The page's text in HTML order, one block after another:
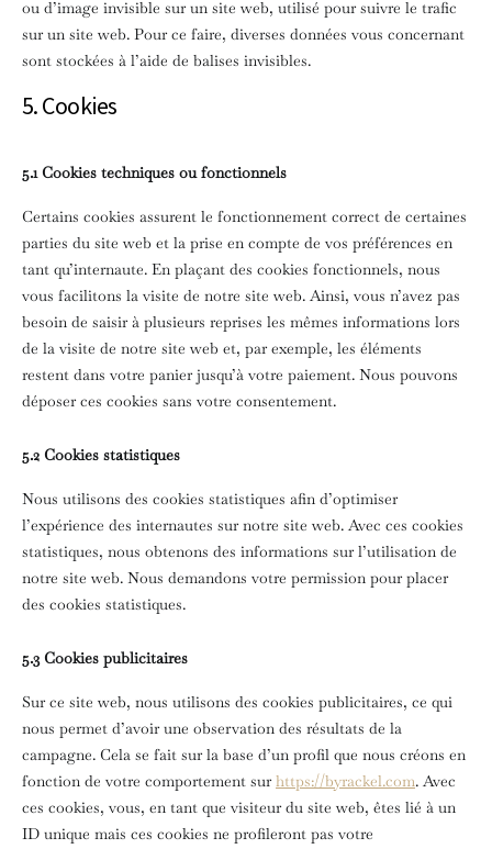
ou d’image invisible sur un site web, utilisé pour suivre le trafic
sur un site web. Pour ce faire, diverses données vous concernant
sont stockées à l’aide de balises invisibles.
5. Cookies
5.1 Cookies techniques ou fonctionnels
Certains cookies assurent le fonctionnement correct de certaines
parties du site web et la prise en compte de vos préférences en
tant qu’internaute. En plaçant des cookies fonctionnels, nous
vous facilitons la visite de notre site web. Ainsi, vous n’avez pas
besoin de saisir à plusieurs reprises les mêmes informations lors
de la visite de notre site web et, par exemple, les éléments
restent dans votre panier jusqu’à votre paiement. Nous pouvons
déposer ces cookies sans votre consentement.
5.2 Cookies statistiques
Nous utilisons des cookies statistiques afin d’optimiser
l’expérience des internautes sur notre site web. Avec ces cookies
statistiques, nous obtenons des informations sur l’utilisation de
notre site web. Nous demandons votre permission pour placer
des cookies statistiques.
5.3 Cookies publicitaires
Sur ce site web, nous utilisons des cookies publicitaires, ce qui
nous permet d’avoir une observation des résultats de la
campagne. Cela se fait sur la base d’un profil que nous créons en
fonction de votre comportement surhttps://byrackel.com. Avec
ces cookies, vous, en tant que visiteur du site web, êtes lié à un
ID unique mais ces cookies ne profileront pas votre